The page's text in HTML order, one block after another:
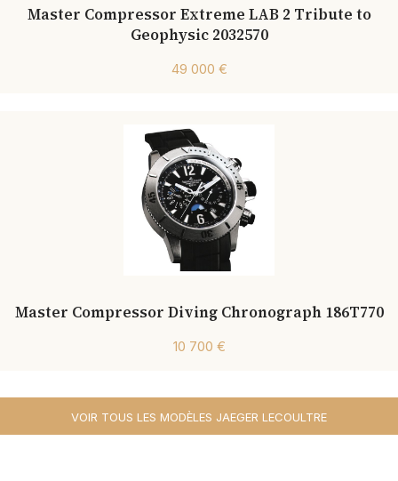
Master Compressor Extreme LAB 2 Tribute to
Geophysic 2032570
49 000 €
Master Compressor Diving Chronograph 186T770
10 700 €
VOIR TOUS LES MODÈLES JAEGER LECOULTRE